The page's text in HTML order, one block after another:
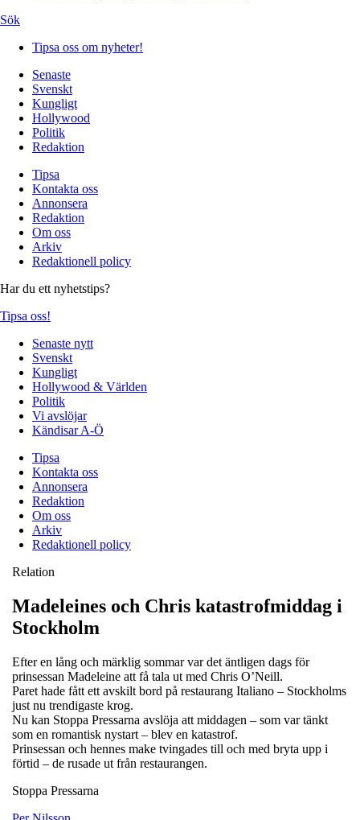
Sök
Tipsa oss om nyheter!
Senaste
Svenskt
Kungligt
Hollywood
Politik
Redaktion
Tipsa
Kontakta oss
Annonsera
Redaktion
Om oss
Arkiv
Redaktionell policy
Har du ett nyhetstips?
Tipsa oss!
Senaste nytt
Svenskt
Kungligt
Hollywood & Världen
Politik
Vi avslöjar
Kändisar A-Ö
Tipsa
Kontakta oss
Annonsera
Redaktion
Om oss
Arkiv
Redaktionell policy
Relation
Madeleines och Chris katastrofmiddag i
Stockholm
Efter en lång och märklig sommar var det äntligen dags för
prinsessan Madeleine att få tala ut med Chris O’Neill.
Paret hade fått ett avskilt bord på restaurang Italiano – Stockholms
just nu trendigaste krog.
Nu kan Stoppa Pressarna avslöja att middagen – som var tänkt
som en romantisk nystart – blev en katastrof.
Prinsessan och hennes make tvingades till och med bryta upp i
förtid – de rusade ut från restaurangen.
Stoppa Pressarna